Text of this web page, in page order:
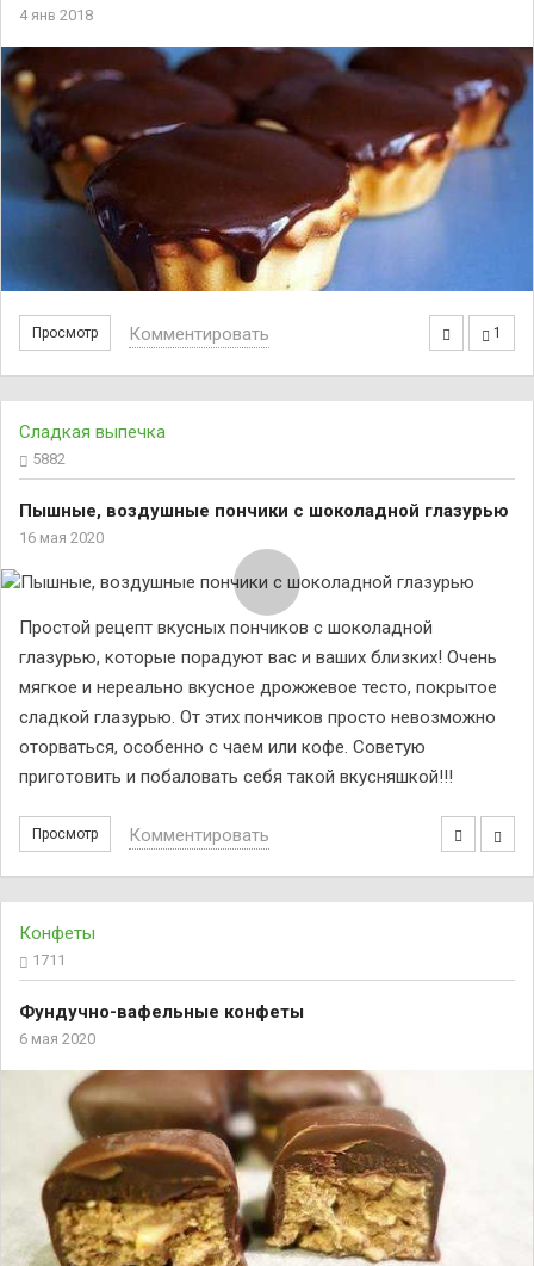
4 янв 2018
Просмотр 1
Комментировать
Сладкая выпечка
5882
Пышные, воздушные пончики с шоколадной глазурью
16 мая 2020
Простой рецепт вкусных пончиков с шоколадной
глазурью, которые порадуют вас и ваших близких! Очень
мягкое и нереально вкусное дрожжевое тесто, покрытое
сладкой глазурью. От этих пончиков просто невозможно
оторваться, особенно с чаем или кофе. Советую
приготовить и побаловать себя такой вкусняшкой!!!
Просмотр Комментировать
Конфеты
1711
Фундучно-вафельные конфеты
6 мая 2020